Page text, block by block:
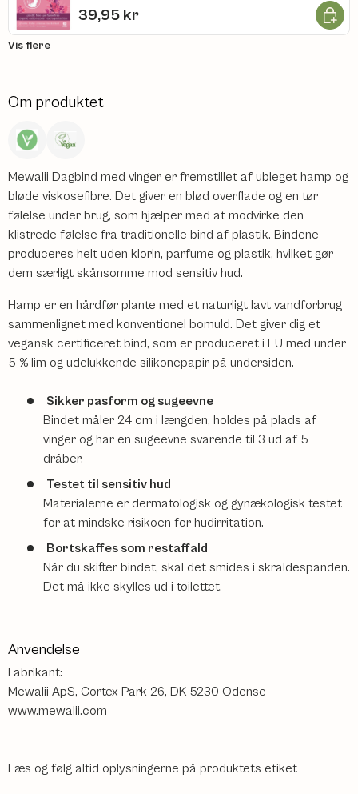
39,95 kr Læg i
Vis flere
Om produktet
Mewalii Dagbind med vinger er fremstillet af ubleget hamp og
bløde viskosefibre. Det giver en blød overflade og en tør
følelse under brug, som hjælper med at modvirke den
klistrede følelse fra traditionelle bind af plastik. Bindene
produceres helt uden klorin, parfume og plastik, hvilket gør
dem særligt skånsomme mod sensitiv hud.
Hamp er en hårdfør plante med et naturligt lavt vandforbrug
sammenlignet med konventionel bomuld. Det giver dig et
vegansk certificeret bind, som er produceret i EU med under
5 % lim og udelukkende silikonepapir på undersiden.
Sikker pasform og sugeevne
Bindet måler 24 cm i længden, holdes på plads af
vinger og har en sugeevne svarende til 3 ud af 5
dråber.
Testet til sensitiv hud
Materialerne er dermatologisk og gynækologisk testet
for at mindske risikoen for hudirritation.
Bortskaffes som restaffald
Når du skifter bindet, skal det smides i skraldespanden.
Det må ikke skylles ud i toilettet.
Anvendelse
Fabrikant:
Mewalii ApS, Cortex Park 26, DK-5230 Odense
www.mewalii.com
Læs og følg altid oplysningerne på produktets etiket